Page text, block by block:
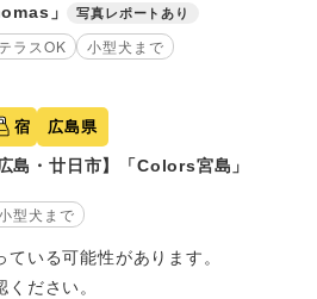
」
写真レポートあり
テラスOK 小型犬まで
宿 広島県
広島・廿日市】「Colors宮島」
型犬まで
いる可能性があります。
ださい。